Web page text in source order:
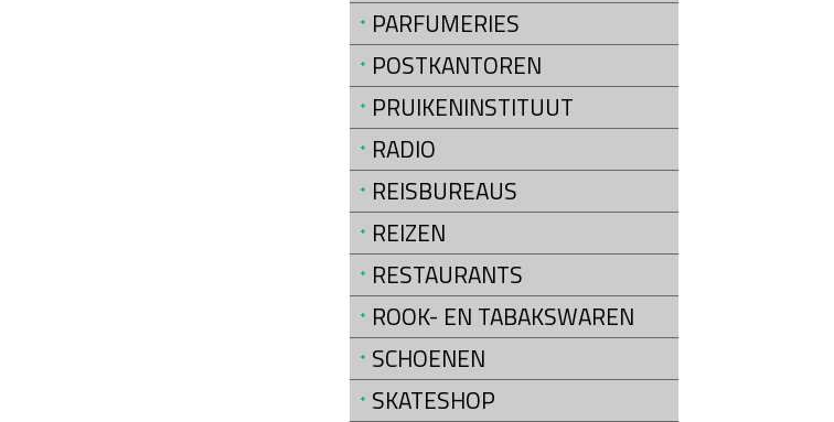
PARFUMERIES
POSTKANTOREN
PRUIKENINSTITUUT
RADIO
REISBUREAUS
REIZEN
RESTAURANTS
ROOK- EN TABAKSWAREN
SCHOENEN
SKATESHOP